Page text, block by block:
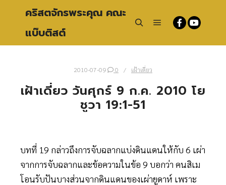
คริสตจักรพระคุณ คณะ
แบ๊บติสต์
2010-07-09 0 เฝ้าเดี่ยว
เฝ้าเดี่ยว วันศุกร์ 9 ก.ค. 2010 โย
ชูวา 19:1-51
บทที่ 19 กล่าวถึงการจับฉลากแบ่งดินแดนให้กับ 6 เผ่า
จากการจับฉลากและข้อความในข้อ 9 บอกว่า คนสิเม
โอนรับปันบางส่วนจากดินแดนของเผ่ายูดาห์ เพราะ